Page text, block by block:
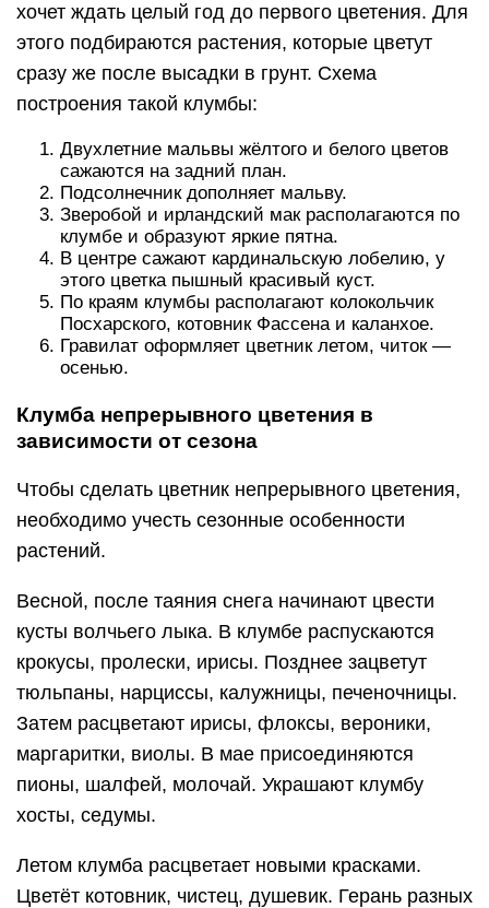
хочет ждать целый год до первого цветения. Для
этого подбираются растения, которые цветут
сразу же после высадки в грунт. Схема
построения такой клумбы:
Двухлетние мальвы жёлтого и белого цветов
сажаются на задний план.
Подсолнечник дополняет мальву.
Зверобой и ирландский мак располагаются по
клумбе и образуют яркие пятна.
В центре сажают кардинальскую лобелию, у
этого цветка пышный красивый куст.
По краям клумбы располагают колокольчик
Посхарского, котовник Фассена и каланхое.
Гравилат оформляет цветник летом, читок —
осенью.
Клумба непрерывного цветения в
зависимости от сезона
Чтобы сделать цветник непрерывного цветения,
необходимо учесть сезонные особенности
растений.
Весной, после таяния снега начинают цвести
кусты волчьего лыка. В клумбе распускаются
крокусы, пролески, ирисы. Позднее зацветут
тюльпаны, нарциссы, калужницы, печеночницы.
Затем расцветают ирисы, флоксы, вероники,
маргаритки, виолы. В мае присоединяются
пионы, шалфей, молочай. Украшают клумбу
хосты, седумы.
Летом клумба расцветает новыми красками.
Цветёт котовник, чистец, душевик. Герань разных